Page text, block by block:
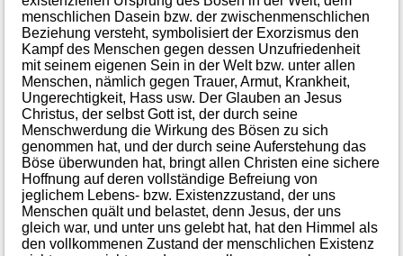
menschlichen Dasein bzw. der zwischenmenschlichen
Beziehung versteht, symbolisiert der Exorzismus den
Kampf des Menschen gegen dessen Unzufriedenheit
mit seinem eigenen Sein in der Welt bzw. unter allen
Menschen, nämlich gegen Trauer, Armut, Krankheit,
Ungerechtigkeit, Hass usw. Der Glauben an Jesus
Christus, der selbst Gott ist, der durch seine
Menschwerdung die Wirkung des Bösen zu sich
genommen hat, und der durch seine Auferstehung das
Böse überwunden hat, bringt allen Christen eine sichere
Hoffnung auf deren vollständige Befreiung von
jeglichem Lebens- bzw. Existenzzustand, der uns
Menschen quält und belastet, denn Jesus, der uns
gleich war, und unter uns gelebt hat, hat den Himmel als
den vollkommenen Zustand der menschlichen Existenz